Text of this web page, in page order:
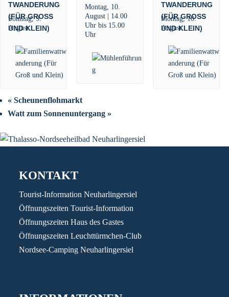
TWANDERUNG
(FÜR GROSS U
ND KLEIN)
Sonntag, 9.
August
Montag, 10.
August | 14.00
Uhrbis 15.00
Uhr
TWANDERUNG
(FÜR GROSS U
ND KLEIN)
Montag, 10.
August
« Scheunenflohmarkt
Watt zum Sonnenuntergang »
KONTAKT
Tourist-Information Neuharlingersiel
Öffnungszeiten Tourist-Information
Öffnungszeiten Haus des Gastes
Öffnungszeiten Leuchttürmchen-Club
Nordsee-Camping Neuharlingersiel